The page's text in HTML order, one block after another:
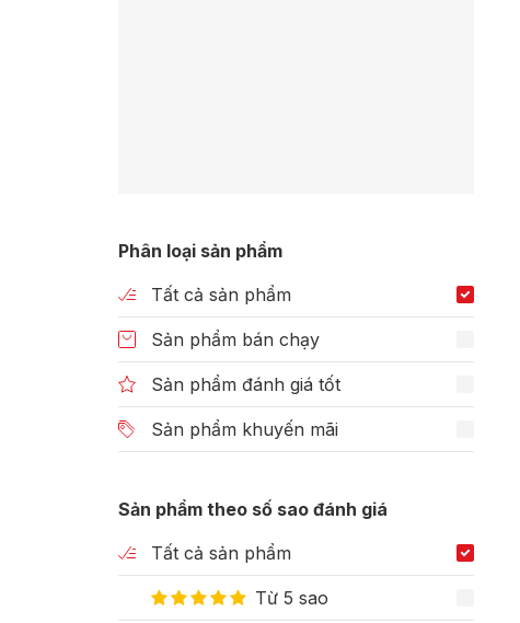
Phân loại sản phẩm
Tất cả sản phẩm
Sản phẩm bán chạy
Sản phẩm đánh giá tốt
Sản phẩm khuyến mãi
Sản phẩm theo số sao đánh giá
Tất cả sản phẩm
Từ 5 sao